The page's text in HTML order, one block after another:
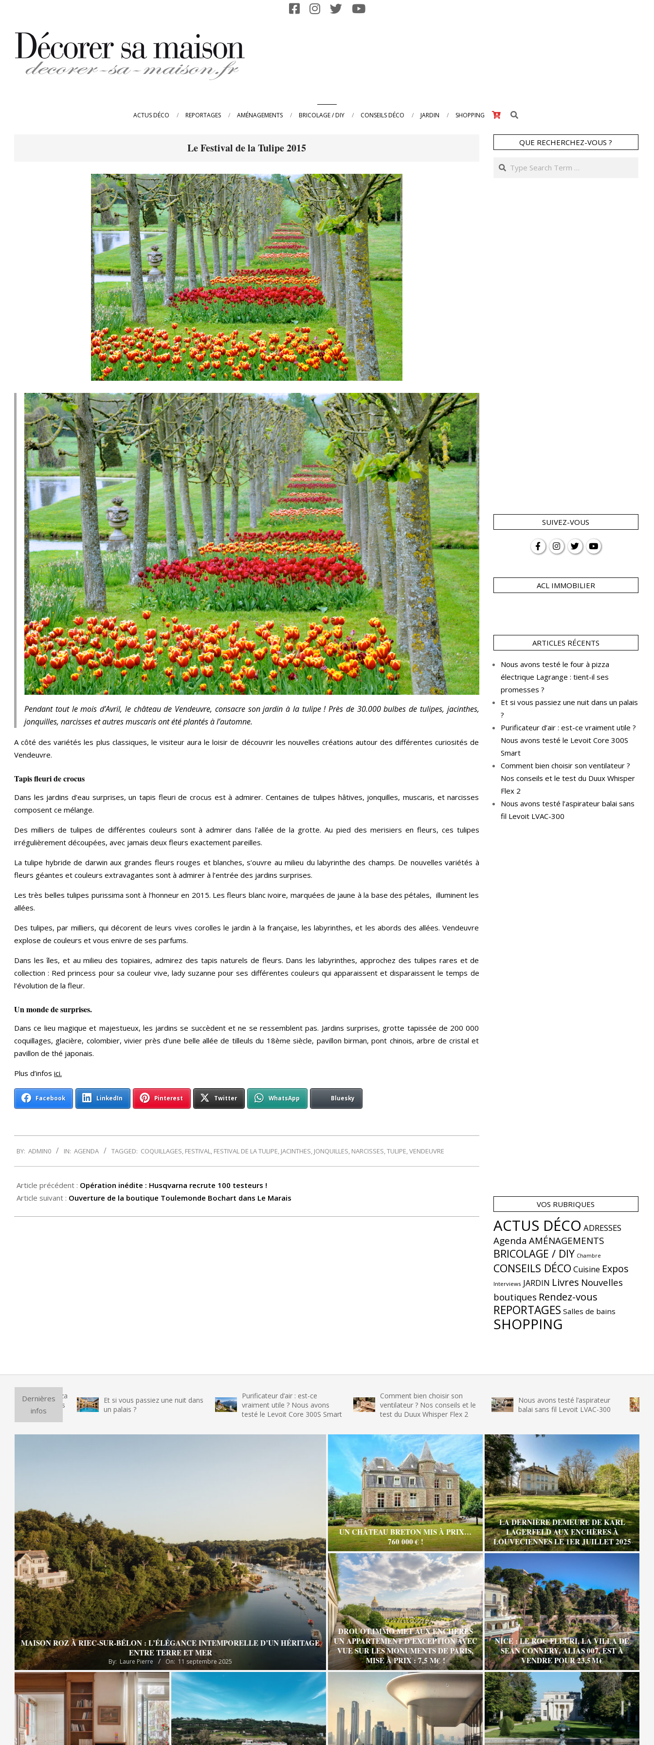
content
ACTUS DÉCO REPORTAGES AMÉNAGEMENTS BRICOLAGE / DIY CONSEILS DÉCO JARDIN SHOPPING Search
Le Festival de la Tulipe 2015
Pendant tout le mois d’Avril, le château de Vendeuvre, consacre son jardin à la tulipe ! Près de 30.000 bulbes de tulipes, jacinthes,
jonquilles, narcisses et autres muscaris ont été plantés à l’automne.
A côté des variétés les plus classiques, le visiteur aura le loisir de découvrir les nouvelles créations autour des différentes curiosités de
Vendeuvre.
Tapis fleuri de crocus
Dans les jardins d’eau surprises, un tapis fleuri de crocus est à admirer. Centaines de tulipes hâtives, jonquilles, muscaris, et narcisses
composent ce mélange.
Des milliers de tulipes de différentes couleurs sont à admirer dans l’allée de la grotte. Au pied des merisiers en fleurs, ces tulipes
irrégulièrement découpées, avec jamais deux fleurs exactement pareilles.
La tulipe hybride de darwin aux grandes fleurs rouges et blanches, s’ouvre au milieu du labyrinthe des champs. De nouvelles variétés à
fleurs géantes et couleurs extravagantes sont à admirer à l’entrée des jardins surprises.
Les très belles tulipes purissima sont à l’honneur en 2015. Les fleurs blanc ivoire, marquées de jaune à la base des pétales, illuminent les
allées.
Des tulipes, par milliers, qui décorent de leurs vives corolles le jardin à la française, les labyrinthes, et les abords des allées. Vendeuvre
explose de couleurs et vous enivre de ses parfums.
Dans les îles, et au milieu des topiaires, admirez des tapis naturels de fleurs. Dans les labyrinthes, approchez des tulipes rares et de
collection : Red princess pour sa couleur vive, lady suzanne pour ses différentes couleurs qui apparaissent et disparaissent le temps de
l’évolution de la fleur.
Un monde de surprises.
Dans ce lieu magique et majestueux, les jardins se succèdent et ne se ressemblent pas. Jardins surprises, grotte tapissée de 200 000
coquillages, glacière, colombier, vivier près d’une belle allée de tilleuls du 18ème siècle, pavillon birman, pont chinois, arbre de cristal et
pavillon de thé japonais.
Plus d’infos ici.
Facebook LinkedIn Pinterest Twitter WhatsApp Bluesky
03-
09
BY: ADMIN0 IN: AGENDA TAGGED: COQUILLAGES, FESTIVAL, FESTIVAL DE LA TULIPE, JACINTHES, JONQUILLES, NARCISSES,TULIPE,VENDEUVRE
Article précédent : Opération inédite : Husqvarna recrute 100 testeurs !
Article suivant : Ouverture de la boutique Toulemonde Bochart dans Le Marais
QUE RECHERCHEZ-VOUS ?
Search
SUIVEZ-VOUS
ACL IMMOBILIER
ARTICLES RÉCENTS
Nous avons testé le four à pizza
électrique Lagrange : tient-il ses
promesses ?
Et si vous passiez une nuit dans un palais
?
Purificateur d’air : est-ce vraiment utile ?
Nous avons testé le Levoit Core 300S
Smart
Comment bien choisir son ventilateur ?
Nos conseils et le test du Duux Whisper
Flex 2
Nous avons testé l’aspirateur balai sans
fil Levoit LVAC-300
VOS RUBRIQUES
ACTUS DÉCO ADRESSES
Agenda AMÉNAGEMENTS
BRICOLAGE / DIY Chambre
CONSEILS DÉCO Cuisine Expos
Interviews JARDIN Livres Nouvelles
boutiques Rendez-vous
REPORTAGES Salles de bains
SHOPPING
Dernières
infos
Et si vous passiez une nuit dans
un palais ?
Purificateur d’air : est-ce
vraiment utile ? Nous avons
testé le Levoit Core 300S Smart
Comment bien choisir son
ventilateur ? Nos conseils et le
test du Duux Whisper Flex 2
Nous avons testé l’aspirateur
balai sans fil Levoit LVAC-300
Nous
glace
MAISON ROZ À RIEC-SUR-BÉLON : L’ÉLÉGANCE INTEMPORELLE D’UN HÉRITAGE
ENTRE TERRE ET MER
By: Laure Pierre On: 11 septembre 2025
UN CHÂTEAU BRETON MIS À PRIX…
760 000 € !
LA DERNIÈRE DEMEURE DE KARL
LAGERFELD AUX ENCHÈRES À
LOUVECIENNES LE 1ER JUILLET 2025
DROUOT.IMMO MET AUX ENCHÈRES
UN APPARTEMENT D’EXCEPTION AVEC
VUE SUR LES MONUMENTS DE PARIS,
MISE À PRIX : 7,5 M€ !
NICE : LE ROC FLEURI, LA VILLA DE
SEAN CONNERY, ALIAS 007, EST À
VENDRE POUR 23,5 M €